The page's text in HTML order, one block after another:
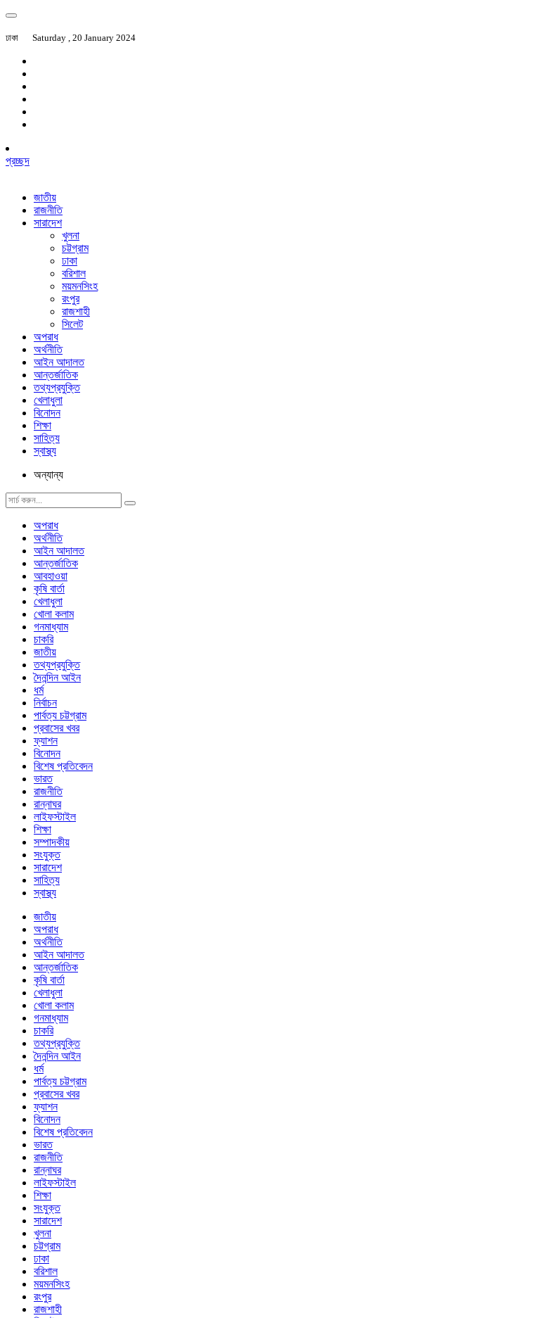
ঢাকা Saturday , 20 January 2024
প্রচ্ছদ
জাতীয়
রাজনীতি
সারাদেশ
খুলনা
চট্টগ্রাম
ঢাকা
বরিশাল
ময়মনসিংহ
রংপুর
রাজশাহী
সিলেট
অপরাধ
অর্থনীতি
আইন আদালত
আন্তর্জাতিক
তথ্যপ্রযুক্তি
খেলাধুলা
বিনোদন
শিক্ষা
সাহিত্য
স্বাস্থ্য
অন্যান্য
অপরাধ
অর্থনীতি
আইন আদালত
আন্তর্জাতিক
আবহাওয়া
কৃষি বার্তা
খেলাধুলা
খোলা কলাম
গনমাধ্যাম
চাকরি
জাতীয়
তথ্যপ্রযুক্তি
দৈনন্দিন আইন
ধর্ম
নির্বাচন
পার্বত্য চট্টগ্রাম
প্রবাসের খবর
ফ্যাশন
বিনোদন
বিশেষ প্রতিবেদন
ভারত
রাজনীতি
রান্নাঘর
লাইফস্টাইল
শিক্ষা
সম্পাদকীয়
সংযুক্ত
সারাদেশ
সাহিত্য
স্বাস্থ্য
জাতীয়
অপরাধ
অর্থনীতি
আইন আদালত
আন্তর্জাতিক
কৃষি বার্তা
খেলাধুলা
খোলা কলাম
গনমাধ্যাম
চাকরি
তথ্যপ্রযুক্তি
দৈনন্দিন আইন
ধর্ম
পার্বত্য চট্টগ্রাম
প্রবাসের খবর
ফ্যাশন
বিনোদন
বিশেষ প্রতিবেদন
ভারত
রাজনীতি
রান্নাঘর
লাইফস্টাইল
শিক্ষা
সংযুক্ত
সারাদেশ
খুলনা
চট্টগ্রাম
ঢাকা
বরিশাল
ময়মনসিংহ
রংপুর
রাজশাহী